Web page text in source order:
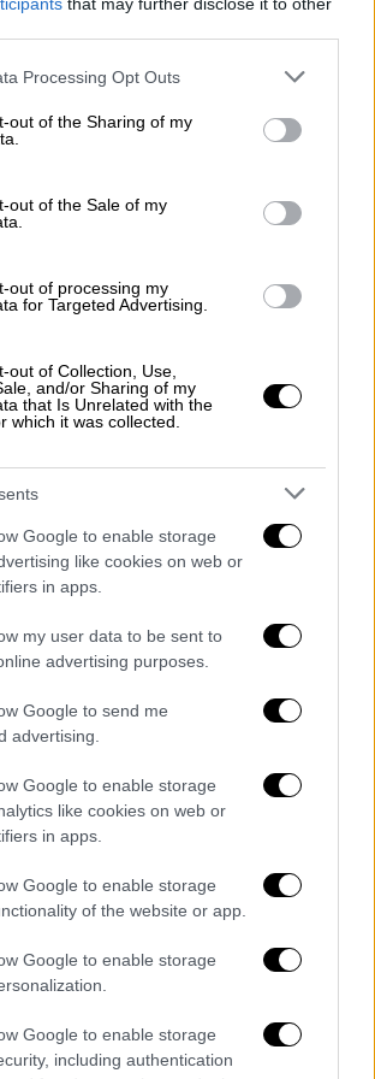
website/app uses one or more Google
visit or usage behaviour. You may click to
to Google and its third-party tags to
below specified purposes in below Google
Processing Opt Outs
out of the Sharing of my
out of the Sale of my
out of processing my
for Targeted Advertising.
out of Collection, Use,
and/or Sharing of my
that Is Unrelated with the
which it was collected.
Google to enable storage
like cookies on web or
in apps.
my user data to be sent to
advertising purposes.
Google to send me
advertising.
Google to enable storage
like cookies on web or
in apps.
Google to enable storage
of the website or app.
Google to enable storage
Google to enable storage
including authentication
Οργανισμός
ανακοίνωσε σήμερα ότι
της χρήσης του
Moderna
κορονοϊού
από έξι μηνών έως 5
ηλικιακή ομάδα που
να εμβολιαστεί.
την αξιολόγηση ενός
Moderna για να επεκτείνουμε
και είναι το πρώτο αίτημα
ηλικιακή ομάδα", δήλωσε
συνέντευξης Τύπου ο
ο επικεφαλής της
τα εμβόλια του EMA.
εταιρία βιοτεχνολογίας
ήδη παρόμοιο αίτημα στις
εβδομάδα αφότου
ότι τα εμβόλια αυτά είναι
11:35
Ελάχιστη η προστασία
δόσης εμβολίου μετά από
12:18
αποφάσεις για τις
εσωτερικούς χώρους – Τι